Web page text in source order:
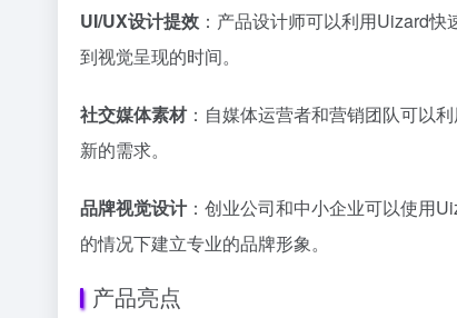
UI/UX设计提效 ：产品设计师可以利用Uizard
到视觉呈现的时间。
社交媒体素材：自媒体运营者和营销团队可以
新的需求。
品牌视觉设计：创业公司和中小企业可以使用
的情况下建立专业的品牌形象。
产品亮点